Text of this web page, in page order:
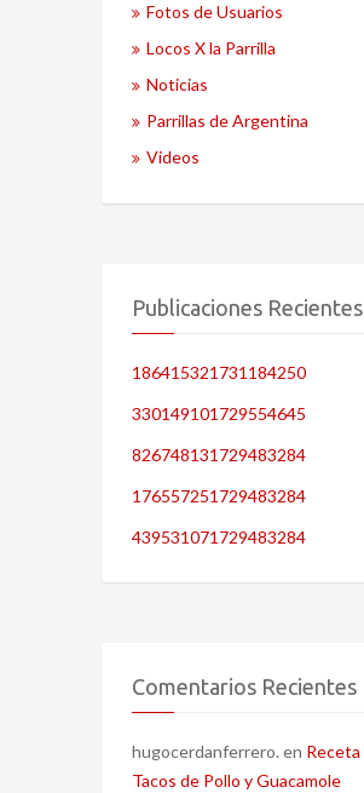
Fotos de Usuarios
Locos X la Parrilla
Noticias
Parrillas de Argentina
Videos
Publicaciones Recientes
186415321731184250
330149101729554645
826748131729483284
176557251729483284
439531071729483284
Comentarios Recientes
hugocerdanferrero. en Receta
Tacos de Pollo y Guacamole